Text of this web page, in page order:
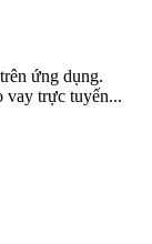
ứng dụng.
vay trực tuyến...